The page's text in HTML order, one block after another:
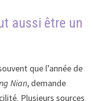
aussi être un
que l’année de
Nian, demande
Plusieurs sources